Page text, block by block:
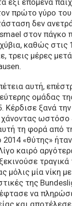
έξι επόμενα
πρώτο γύρο
δεν
στον πάγκο
καθώς στις
τρεις μέρες
αυτή,
ομάδας
Κέρδισε ξανά
χάνοντας ωστόσο
τη φορά από
2014 «θύτης»
καιρό
μόλις μία νίκη
της
να
και